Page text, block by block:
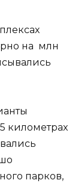
на млн
километрах
парков,